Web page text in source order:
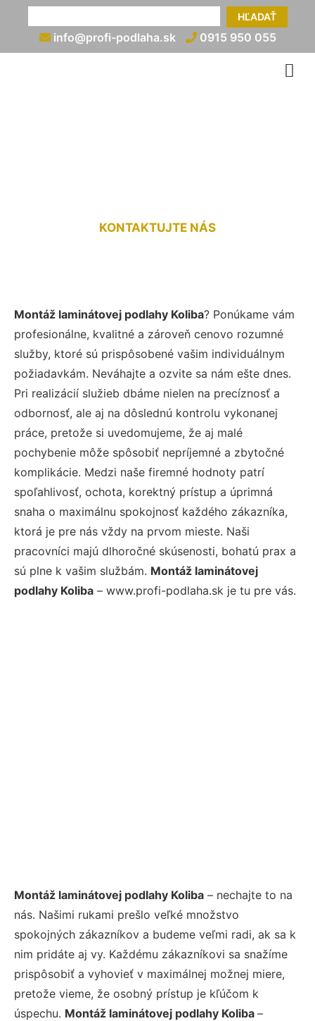
HĽADAŤ
info@profi-podlaha.sk 0915 950 055
KONTAKTUJTE NÁS
Montáž laminátovej podlahy Koliba? Ponúkame vám
profesionálne, kvalitné a zároveň cenovo rozumné
služby, ktoré sú prispôsobené vašim individuálnym
požiadavkám. Neváhajte a ozvite sa nám ešte dnes.
Pri realizácií služieb dbáme nielen na precíznosť a
odbornosť, ale aj na dôslednú kontrolu vykonanej
práce, pretože si uvedomujeme, že aj malé
pochybenie môže spôsobiť nepríjemné a zbytočné
komplikácie. Medzi naše firemné hodnoty patrí
spoľahlivosť, ochota, korektný prístup a úprimná
snaha o maximálnu spokojnosť každého zákazníka,
ktorá je pre nás vždy na prvom mieste. Naši
pracovníci majú dlhoročné skúsenosti, bohatú prax a
sú plne k vašim službám. Montáž laminátovej
podlahy Koliba – www.profi-podlaha.sk je tu pre vás.
Montáž laminátovej podlahy Koliba – nechajte to na
nás. Našimi rukami prešlo veľké množstvo
spokojných zákazníkov a budeme veľmi radi, ak sa k
nim pridáte aj vy. Každému zákazníkovi sa snažíme
prispôsobiť a vyhovieť v maximálnej možnej miere,
pretože vieme, že osobný prístup je kľúčom k
úspechu. Montáž laminátovej podlahy Koliba –